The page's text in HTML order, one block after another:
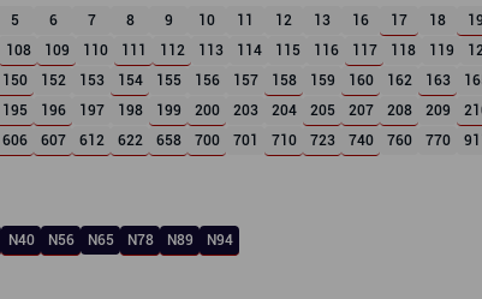
5 6 7 8 9 10 11 12 13 16 17 18 19
108 109 110 111 112 113 114 115 116 117 118 119
150 152 153 154 155 156 157 158 159 160 162 163
195 196 197 198 199 200 203 204 205 207 208 209
606 607 612 622 658 700 701 710 723 740 760 770
N40 N56 N65 N78 N89 N94